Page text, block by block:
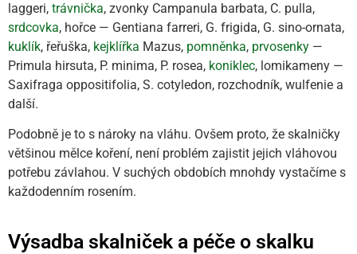
laggeri, trávnička, zvonky Campanula barbata, C. pulla,
srdcovka, hořce — Gentiana farreri, G. frigida, G. sino-ornata,
kuklík, řeřuška, kejklířka Mazus, pomněnka, prvosenky —
Primula hirsuta, P. minima, P. rosea, koniklec, lomikameny —
Saxifraga oppositifolia, S. cotyledon, rozchodník, wulfenie a
další.
Podobně je to s nároky na vláhu. Ovšem proto, že skalničky
většinou mělce koření, není problém zajistit jejich vláhovou
potřebu závlahou. V suchých obdobích mnohdy vystačíme s
každodenním rosením.
Výsadba skalniček a péče o skalku